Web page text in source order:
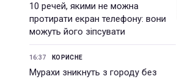
10 речей, якими не можна
протирати екран телефону: вони
можуть його зіпсувати
16:37 КОРИСНЕ
Мурахи зникнуть з городу без